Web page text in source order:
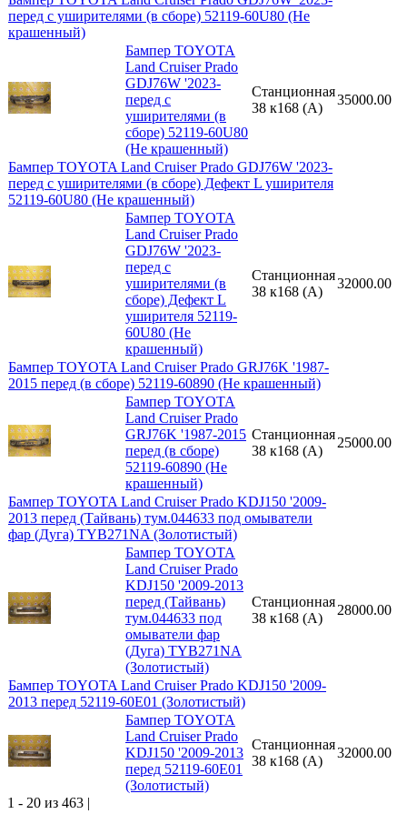
перед с уширителями (в сборе) 52119-60U80 (Не
крашенный)
Бампер TOYOTA
Land Cruiser Prado
GDJ76W '2023-
перед с
уширителями (в
сборе) 52119-60U80
(Не крашенный)
Станционная
38 к168 (A)
35000.00
Бампер TOYOTA Land Cruiser Prado GDJ76W '2023-
перед с уширителями (в сборе) Дефект L уширителя
52119-60U80 (Не крашенный)
Бампер TOYOTA
Land Cruiser Prado
GDJ76W '2023-
перед с
уширителями (в
сборе) Дефект L
уширителя 52119-
60U80 (Не
крашенный)
Станционная
38 к168 (A)
32000.00
Бампер TOYOTA Land Cruiser Prado GRJ76K '1987-
2015 перед (в сборе) 52119-60890 (Не крашенный)
Бампер TOYOTA
Land Cruiser Prado
GRJ76K '1987-2015
перед (в сборе)
52119-60890 (Не
крашенный)
Станционная
38 к168 (A)
25000.00
Бампер TOYOTA Land Cruiser Prado KDJ150 '2009-
2013 перед (Тайвань) тум.044633 под омыватели
фар (Дуга) TYB271NA (Золотистый)
Бампер TOYOTA
Land Cruiser Prado
KDJ150 '2009-2013
перед (Тайвань)
тум.044633 под
омыватели фар
(Дуга) TYB271NA
(Золотистый)
Станционная
38 к168 (A)
28000.00
Бампер TOYOTA Land Cruiser Prado KDJ150 '2009-
2013 перед 52119-60E01 (Золотистый)
Бампер TOYOTA
Land Cruiser Prado
KDJ150 '2009-2013
перед 52119-60E01
(Золотистый)
Станционная
38 к168 (A)
32000.00
1 - 20 из 463 |